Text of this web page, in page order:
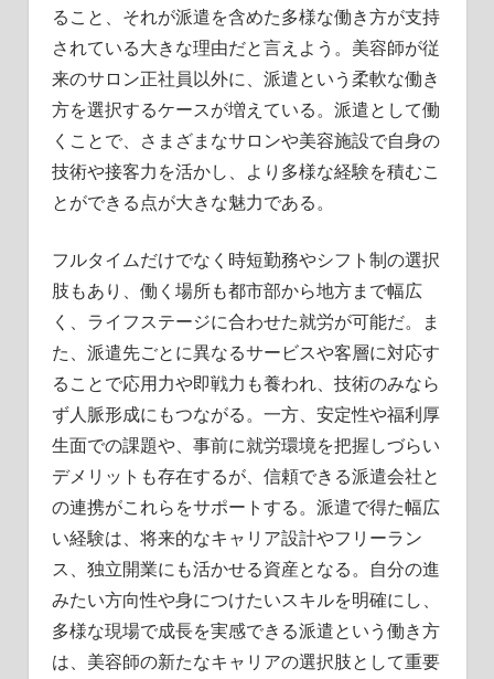
ること、それが派遣を含めた多様な働き方が支持
されている大きな理由だと言えよう。美容師が従
来のサロン正社員以外に、派遣という柔軟な働き
方を選択するケースが増えている。派遣として働
くことで、さまざまなサロンや美容施設で自身の
技術や接客力を活かし、より多様な経験を積むこ
とができる点が大きな魅力である。
フルタイムだけでなく時短勤務やシフト制の選択
肢もあり、働く場所も都市部から地方まで幅広
く、ライフステージに合わせた就労が可能だ。ま
た、派遣先ごとに異なるサービスや客層に対応す
ることで応用力や即戦力も養われ、技術のみなら
ず人脈形成にもつながる。一方、安定性や福利厚
生面での課題や、事前に就労環境を把握しづらい
デメリットも存在するが、信頼できる派遣会社と
の連携がこれらをサポートする。派遣で得た幅広
い経験は、将来的なキャリア設計やフリーラン
ス、独立開業にも活かせる資産となる。自分の進
みたい方向性や身につけたいスキルを明確にし、
多様な現場で成長を実感できる派遣という働き方
は、美容師の新たなキャリアの選択肢として重要